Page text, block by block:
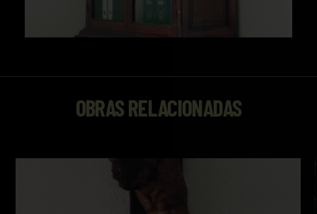
OBRAS RELACIONADAS